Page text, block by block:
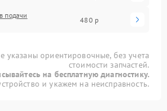
подачи
480 р
указаны ориентировочные, без учета
стоимости запчастей.
на бесплатную диагностику.
и укажем на неисправность.